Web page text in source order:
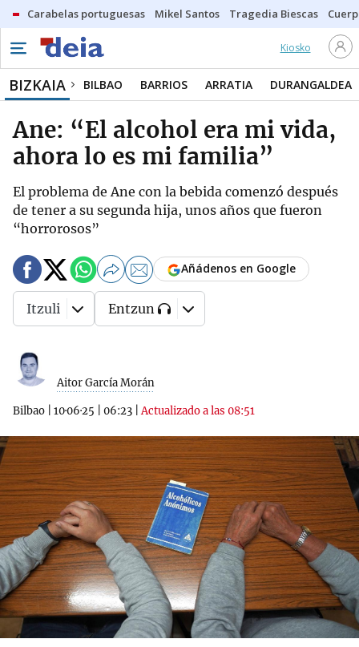
Carabelas portuguesas Mikel Santos Tragedia Biescas
Kiosko
BIZKAIA BILBAO BARRIOS ARRATIA DURANGALDEA
Ane: “El alcohol era mi vida,
ahora lo es mi familia”
El problema de Ane con la bebida comenzó después
de tener a su segunda hija, unos años que fueron
“horrorosos”
Aitor García Morán
Bilbao 10·06·25 06:23 |Actualizado a las 08:51
Añádenos en Google
Itzuli Entzun